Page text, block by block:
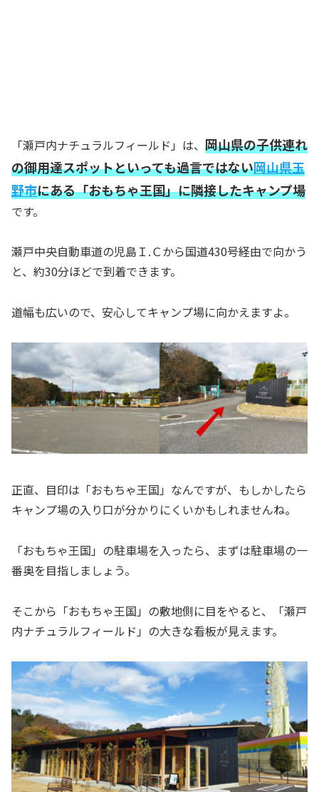
「瀬戸内ナチュラルフィールド」は、 岡山県の子供連れ
の御用達スポットといっても過言ではない岡山県玉
野市にある「おもちゃ王国」に隣接したキャンプ場
です。
瀬戸中央自動車道の児島Ｉ.Ｃから国道430号経由で向かう
と、約30分ほどで到着できます。
道幅も広いので、安心してキャンプ場に向かえますよ。
正直、目印は「おもちゃ王国」なんですが、もしかしたら
キャンプ場の入り口が分かりにくいかもしれませんね。
「おもちゃ王国」の駐車場を入ったら、まずは駐車場の一
番奥を目指しましょう。
そこから「おもちゃ王国」の敷地側に目をやると、「瀬戸
内ナチュラルフィールド」の大きな看板が見えます。